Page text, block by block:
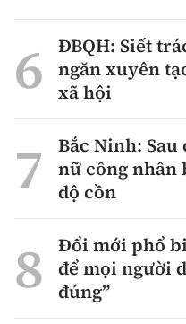
ĐBQH: Siết
ngăn xuyên
xã hội
Bắc Ninh:
nữ công
độ cồn
Đổi mới phổ
để mọi người
đúng”